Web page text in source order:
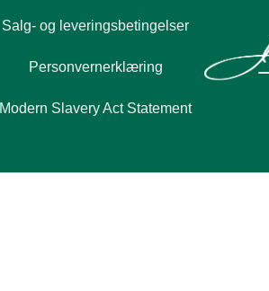
Salg- og leveringsbetingelser
Personvernerklæring
Modern Slavery Act Statement